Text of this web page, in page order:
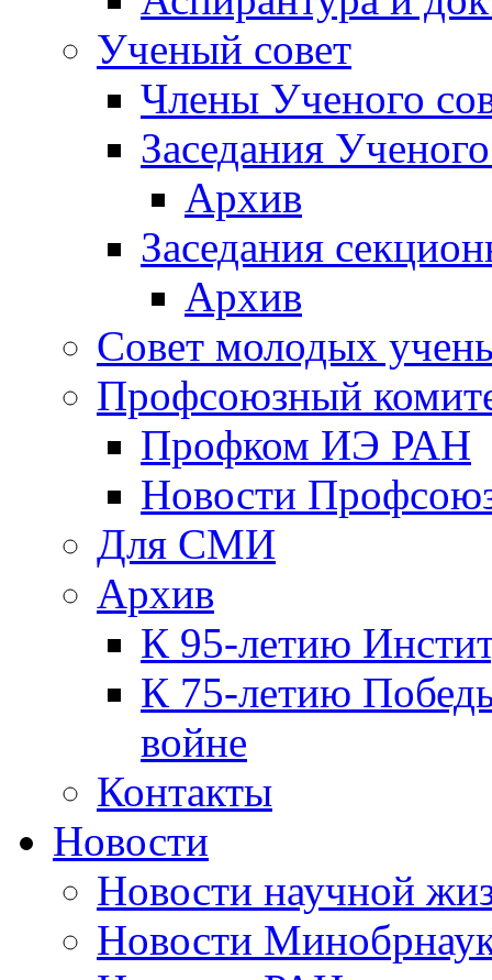
Ученый совет
Члены Ученого
Заседания
Архив
Заседания
Архив
Совет молодых
Профсоюзный
Профком ИЭ РАН
Новости
Для СМИ
Архив
К 95-летию
К 75-летию
войне
Контакты
Новости
Новости научной
Новости